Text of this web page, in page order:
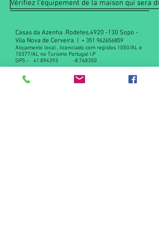
Vérifiez l'équipement de la maison qui sera
Casas da Azenha .Rodetes,4920 -130 Sopo -
Vila Nova de Cerveira |
+ 351 962656859
Alojamento local , licenciado com registos 1050/AL e
10377/AL no Turismo Portugal I.P
GPS - 41.894393 -8.768350
Declaração de privacidade RGPD